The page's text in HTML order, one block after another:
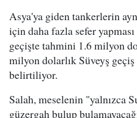
Asya'ya giden tankerlerin
için daha fazla sefer
geçişte tahmini 1.6 milyon
milyon dolarlık Süveyş
belirtiliyor.
Salah, meselenin "yalnızca
güzergah bulup